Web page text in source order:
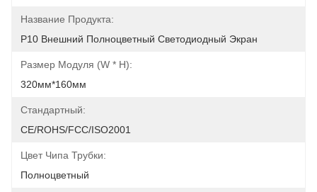
Название Продукта:
P10 Внешний Полноцветный Светодиодный Экран
Размер Модуля (w * H):
320мм*160мм
Стандартный:
CE/ROHS/FCC/ISO2001
Цвет Чипа Трубки:
Полноцветный